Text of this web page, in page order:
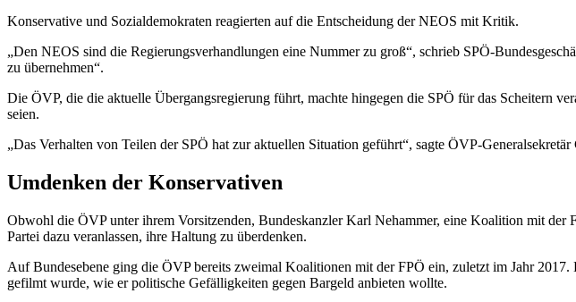
Konservative und Sozialdemokraten reagierten auf die Entscheidung der NEOS mit Kritik.
„Den NEOS sind die Regierungsverhandlungen eine Nummer zu groß“, schrieb SPÖ-
zu übernehmen“.
Die ÖVP, die die aktuelle Übergangsregierung führt, machte hingegen die SPÖ für das Scheitern
seien.
„Das Verhalten von Teilen der SPÖ hat zur aktuellen Situation geführt“, sagte ÖVP-
Umdenken der Konservativen
Obwohl die ÖVP unter ihrem Vorsitzenden, Bundeskanzler Karl Nehammer, eine Koalition mit der
Partei dazu veranlassen, ihre Haltung zu überdenken.
Auf Bundesebene ging die ÖVP bereits zweimal Koalitionen mit der FPÖ ein, zuletzt im Jahr
gefilmt wurde, wie er politische Gefälligkeiten gegen Bargeld anbieten wollte.